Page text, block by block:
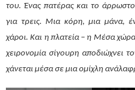
του. Ένας πατέρας και το
για τρεις. Μια κόρη, μια μάνα,
χάροι. Και η πλατεία – η Μέσα
χειρονομία σίγουρη αποδιώχνει
χάνεται μέσα σε μια ομίχλη